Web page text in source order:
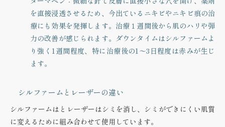
を直接浸透させるため、今出ているニキビやニキビ痕の治
療にも効果を発揮します。治療１週間後から肌のハリや弾
力の改善が感じられます。ダウンタイムはシルファームよ
り強く1週間程度、特に治療後の1〜3日程度は赤みが生じ
ます。
シルファームとレーザーの違い
シルファームはとレーザーはシミを消し、シミができにくい肌質
に変えるために組み合わせて使用しています。